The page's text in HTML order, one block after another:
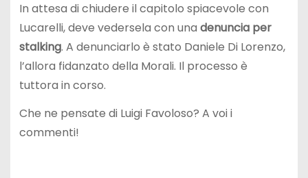
In attesa di chiudere il capitolo spiacevole con
Lucarelli, deve vedersela con una denuncia per
stalking. A denunciarlo è stato Daniele Di Lorenzo,
l’allora fidanzato della Morali. Il processo è
tuttora in corso.
Che ne pensate di Luigi Favoloso? A voi i
commenti!